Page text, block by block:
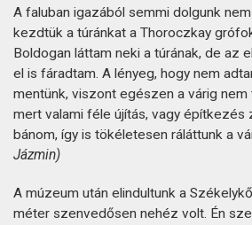
A faluban igazából semmi dolgunk
kezdtük a túránkat a Thoroczkay
Boldogan láttam neki a túrának, de az
el is fáradtam. A lényeg, hogy nem
mentünk, viszont egészen a várig nem
mert valami féle újítás, vagy építkezés
bánom, így is tökéletesen ráláttunk a
Jázmin)
A múzeum után elindultunk a
méter szenvedősen nehéz volt. Én